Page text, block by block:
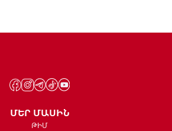
ՄԵՐ ՄԱՍԻՆ
ԹԻՄ